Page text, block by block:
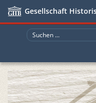
Gesellschaft